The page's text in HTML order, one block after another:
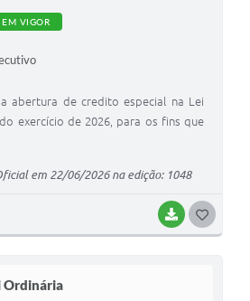
BAIXAR
EM VIGOR
abertura de credito especial na Lei
exercício de 2026, para os fins que
em 22/06/2026 na edição: 1048
Ordinária